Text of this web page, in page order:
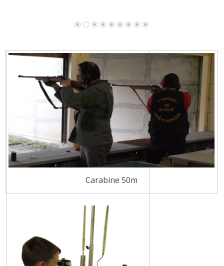
Carabine 50m